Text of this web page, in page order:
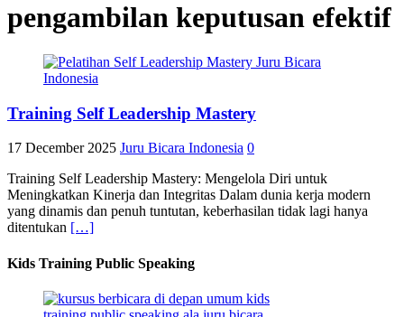
pengambilan keputusan efektif
Training Self Leadership Mastery
17 December 2025 Juru Bicara Indonesia 0
Training Self Leadership Mastery: Mengelola Diri untuk
Meningkatkan Kinerja dan Integritas Dalam dunia kerja modern
yang dinamis dan penuh tuntutan, keberhasilan tidak lagi hanya
ditentukan […]
Kids Training Public Speaking